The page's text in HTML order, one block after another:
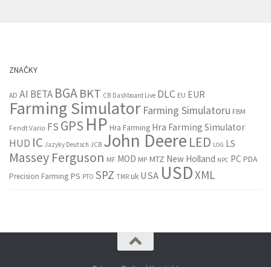
ZNAČKY
AD AI BETA BGABKT CB Dashboard Live DLC EU EUR
Farming Simulator Farming Simulatoru FBM
Fendt Vario FS GPS HP Hra Farming Hra Farming Simulator
HUD IC Jazyky Deutsch JCB John Deere LED LOG LS
Massey Ferguson MF MOD MP MTZ New Holland NPC PC PDA
Precision Farming PS PTO SPZ TMR uk USA USDXML